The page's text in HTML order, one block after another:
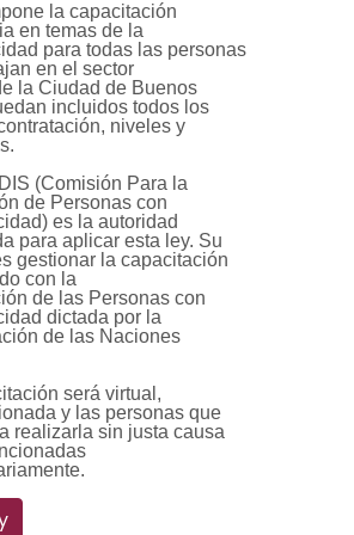
la capacitación
en temas de la
para todas las personas
en el sector
la Ciudad de Buenos
incluidos todos los
niveles y
(Comisión Para la
de Personas con
es la autoridad
para aplicar esta ley. Su
gestionar la capacitación
con la
de las Personas con
dictada por la
de las Naciones
será virtual,
y las personas que
realizarla sin justa causa